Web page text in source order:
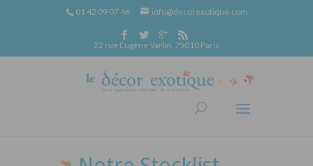
01 42 09 07 46 info@decorexotique.com
22 rue Eugène Varlin, 75010 Paris